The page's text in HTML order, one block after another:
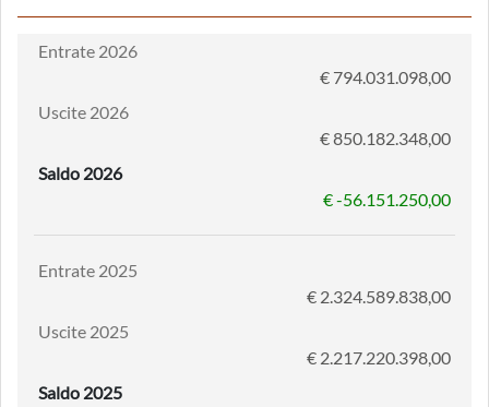
Entrate 2026
€ 794.031.098,00
Uscite 2026
€ 850.182.348,00
Saldo 2026
€ -56.151.250,00
Entrate 2025
€ 2.324.589.838,00
Uscite 2025
€ 2.217.220.398,00
Saldo 2025